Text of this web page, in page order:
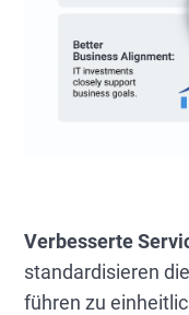
Verbesserte
standardisieren
führen zu